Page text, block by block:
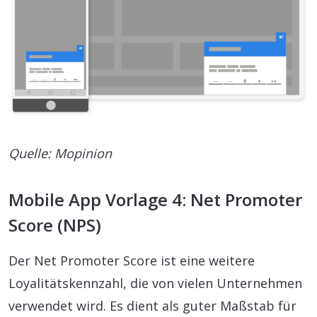
Quelle: Mopinion
Mobile App Vorlage 4: Net Promoter
Score (NPS)
Der Net Promoter Score ist eine weitere
Loyalitätskennzahl, die von vielen Unternehmen
verwendet wird. Es dient als guter Maßstab für